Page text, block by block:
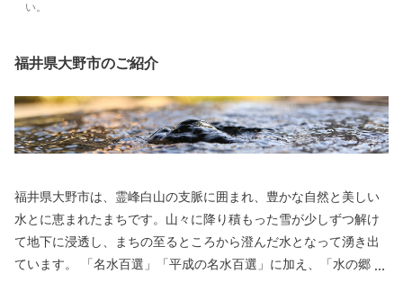
い。
福井県大野市のご紹介
福井県大野市は、霊峰白山の支脈に囲まれ、豊かな自然と美しい
水とに恵まれたまちです。山々に降り積もった雪が少しずつ解け
て地下に浸透し、まちの至るところから澄んだ水となって湧き出
ています。 「名水百選」「平成の名水百選」に加え、「水の郷百